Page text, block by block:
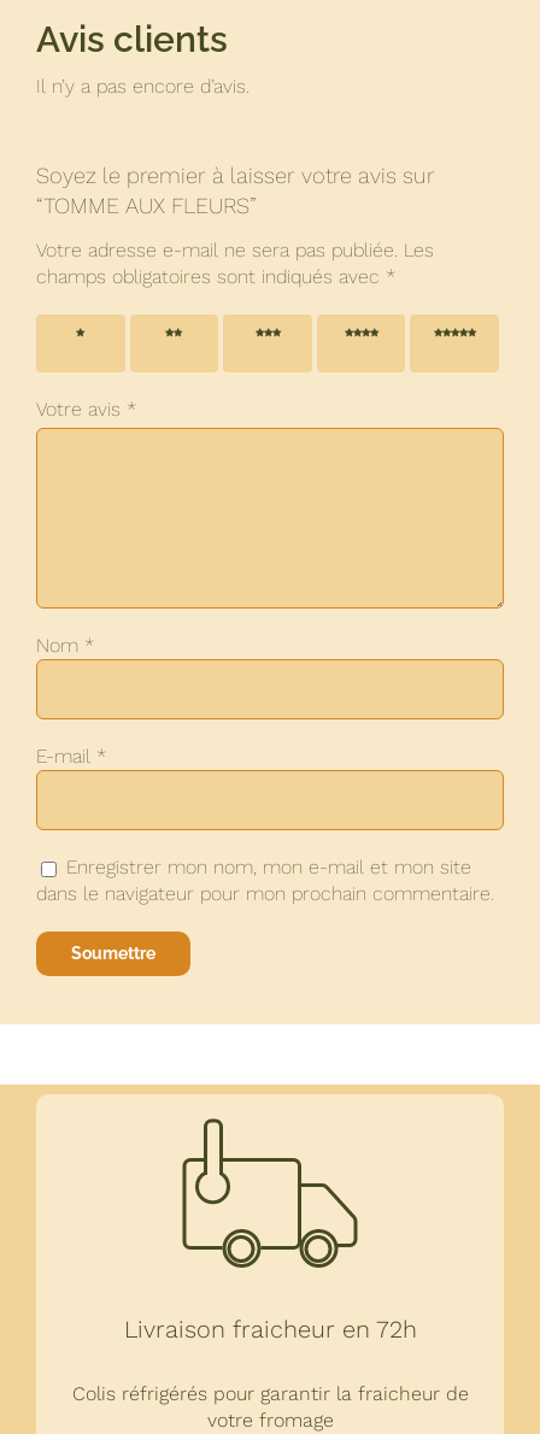
Avis clients
Il n’y a pas encore d’avis.
Soyez le premier à laisser votre avis sur
“TOMME AUX FLEURS”
Votre adresse e-mail ne sera pas publiée. Les
champs obligatoires sont indiqués avec *
1 étoile
2 étoiles
3 étoiles
4 étoiles
5 étoiles
Votre avis *
Nom *
E-mail *
Enregistrer mon nom, mon e-mail et mon site
dans le navigateur pour mon prochain commentaire.
Livraison fraicheur en 72h
Colis réfrigérés pour garantir la fraicheur de
votre fromage